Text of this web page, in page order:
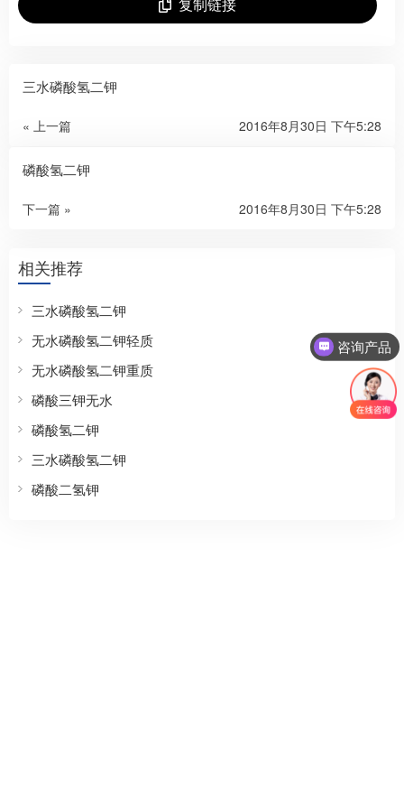
三水磷酸氢二钾
« 上一篇 2016年8月30日 下午5:28
磷酸氢二钾
下一篇 » 2016年8月30日 下午5:28
相关推荐
三水磷酸氢二钾
无水磷酸氢二钾轻质
无水磷酸氢二钾重质
磷酸三钾无水
磷酸氢二钾
三水磷酸氢二钾
磷酸二氢钾
咨询产品